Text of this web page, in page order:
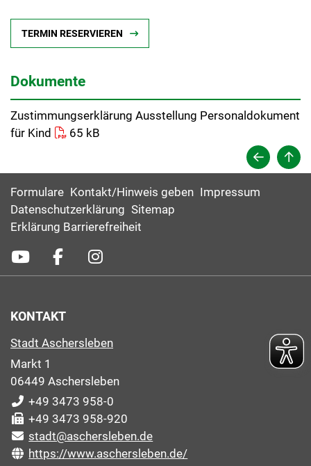
TERMIN RESERVIEREN
Dokumente
Zustimmungserklärung Ausstellung Personaldokument
für Kind
65 kB
Formulare Kontakt/Hinweis geben Impressum
Datenschutzerklärung Sitemap
Erklärung Barrierefreiheit
KONTAKT
Stadt Aschersleben
Markt 1
06449 Aschersleben
+49 3473 958-0
+49 3473 958-920
stadt@aschersleben.de
https://www.aschersleben.de/